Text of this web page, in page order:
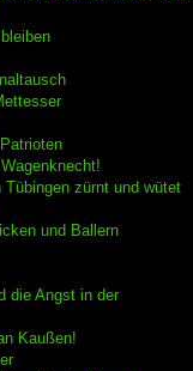
Tübingen zürnt und wütet
und Ballern
die Angst in der
Kaußen!